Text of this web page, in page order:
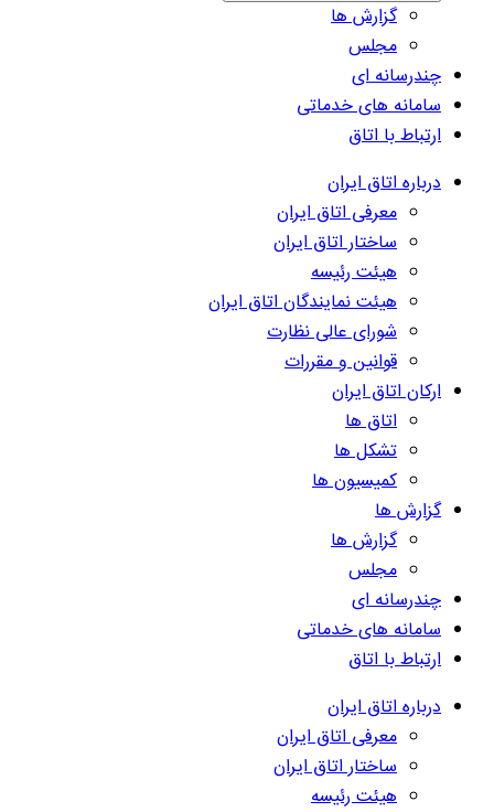
گزارش ها
مجلس
چندرسانه ای
سامانه های خدماتی
ارتباط با اتاق
درباره اتاق ایران
معرفی اتاق ایران
ساختار اتاق ایران
هیئت رئیسه
هیئت نمایندگان اتاق ایران
شورای عالی نظارت
قوانین و مقررات
ارکان اتاق ایران
اتاق ها
تشکل ها
کمیسیون ها
گزارش ها
گزارش ها
مجلس
چندرسانه ای
سامانه های خدماتی
ارتباط با اتاق
درباره اتاق ایران
معرفی اتاق ایران
ساختار اتاق ایران
هیئت رئیسه